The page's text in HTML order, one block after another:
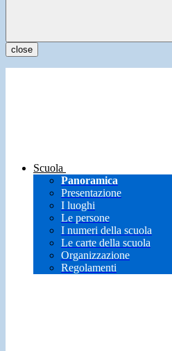
close
Scuola
Panoramica
Presentazione
I luoghi
Le persone
I numeri della scuola
Le carte della scuola
Organizzazione
Regolamenti